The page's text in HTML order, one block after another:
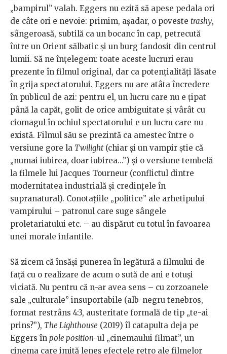
„bampirul” valah. Eggers nu ezită să apese pedala ori
de câte ori e nevoie: primim, așadar, o poveste trashy,
sângeroasă, subtilă ca un bocanc în cap, petrecută
între un Orient sălbatic și un burg fandosit din centrul
lumii. Să ne înțelegem: toate aceste lucruri erau
prezente în filmul original, dar ca potențialități lăsate
în grija spectatorului. Eggers nu are atâta încredere
în publicul de azi: pentru el, un lucru care nu e țipat
până la capăt, golit de orice ambiguitate și vârât cu
ciomagul în ochiul spectatorului e un lucru care nu
există. Filmul său se prezintă ca amestec între o
versiune gore la Twilight(chiar și un vampir știe că
„numai iubirea, doar iubirea...”) și o versiune tembelă
la filmele lui Jacques Tourneur (conflictul dintre
modernitatea industrială și credințele în
supranatural). Conotațiile „politice” ale arhetipului
vampirului – patronul care suge sângele
proletariatului etc. – au dispărut cu totul în favoarea
unei morale infantile.
Să zicem că însăși punerea în legătură a filmului de
față cu o realizare de acum o sută de ani e totuși
viciată. Nu pentru că n-ar avea sens – cu zorzoanele
sale „culturale” insuportabile (alb-negru tenebros,
format restrâns 4:3, austeritate formală de tip „te-ai
prins?”), The Lighthouse (2019) îl catapulta deja pe
Eggers în pole position-ul „cinemaului filmat”, un
cinema care imită leneș efectele retro ale filmelor